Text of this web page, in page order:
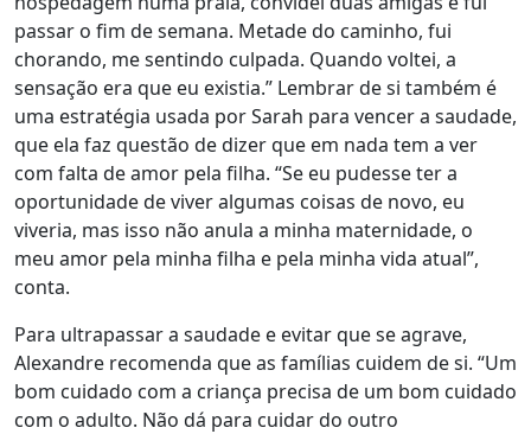
passar o fim de semana. Metade do caminho, fui
chorando, me sentindo culpada. Quando voltei, a
sensação era que eu existia.” Lembrar de si também é
uma estratégia usada por Sarah para vencer a saudade,
que ela faz questão de dizer que em nada tem a ver
com falta de amor pela filha. “Se eu pudesse ter a
oportunidade de viver algumas coisas de novo, eu
viveria, mas isso não anula a minha maternidade, o
meu amor pela minha filha e pela minha vida atual”,
conta.
Para ultrapassar a saudade e evitar que se agrave,
Alexandre recomenda que as famílias cuidem de si. “Um
bom cuidado com a criança precisa de um bom cuidado
com o adulto. Não dá para cuidar do outro